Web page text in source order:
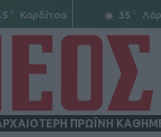
C Καρδίτσα 35 C
ΠΡΩΪΝΗ